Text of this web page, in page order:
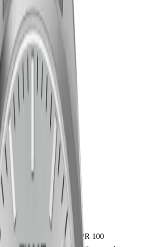
markanın PR 100